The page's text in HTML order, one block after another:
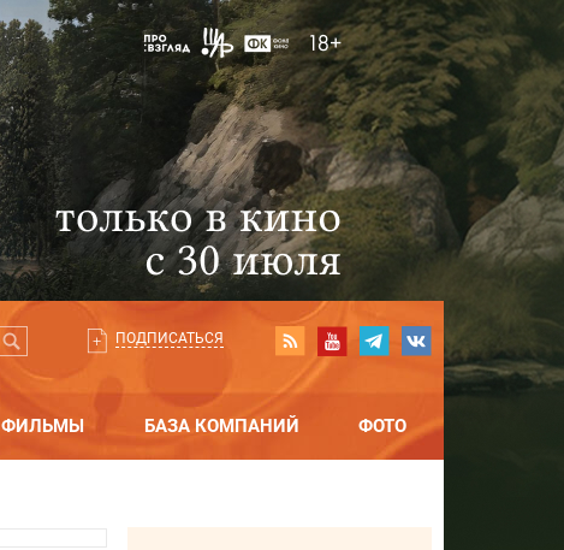
ПОДПИСАТЬСЯ
ФИЛЬМЫ БАЗА КОМПАНИЙ ФОТО